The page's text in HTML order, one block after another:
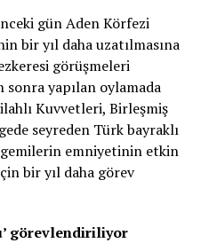
gün Aden Körfezi
bir yıl daha uzatılmasına
görüşmeleri
yapılan oylamada
Kuvvetleri, Birleşmiş
seyreden Türk bayraklı
emniyetinin etkin
bir yıl daha görev
görevlendiriliyor